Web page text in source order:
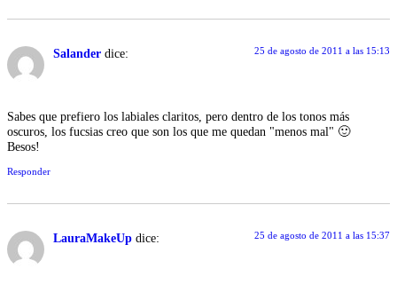
Salander dice: 25 de agosto de 2011 a las 15:13
Sabes que prefiero los labiales claritos, pero dentro de los tonos más
oscuros, los fucsias creo que son los que me quedan "menos mal" 🙂
Besos!
Responder
LauraMakeUp dice: 25 de agosto de 2011 a las 15:37